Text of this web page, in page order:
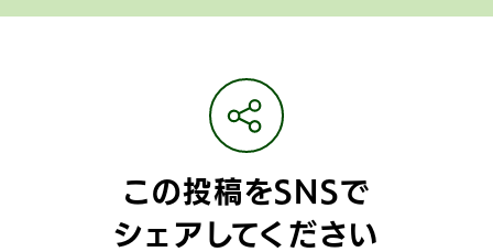
この投稿をSNSで
シェアしてください